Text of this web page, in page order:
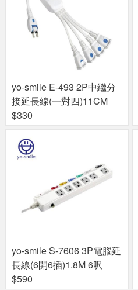
yo-smile E-493 2P中繼分
接延長線(一對四)11CM
$330
yo-smile S-7606 3P電腦延
長線(6開6插)1.8M 6呎
$590